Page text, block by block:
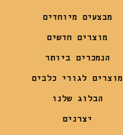
מבצעים מיוחדים
מוצרים חדשים
הנמכרים ביותר
מוצרים לגורי כלבים
הבלוג שלנו
יצרנים